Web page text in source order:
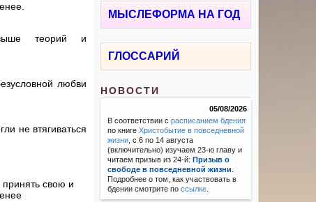
теорий и
любви
не втягиваться
свою и
МЫСЛЕФОРМА НА ГОД
ГЛОССАРИЙ
НОВОСТИ
05/08/2026
В соответствии срасписанием бдения
по книгеХристобытие в повседневной
жизни , с 6 по 14 августа
(включительно) изучаем 23-ю главу и
читаем призыв из 24-й: Призыв о
свободе в повседневной жизни
Подробнее о том, как участвовать в
бдении смотрите поссылке